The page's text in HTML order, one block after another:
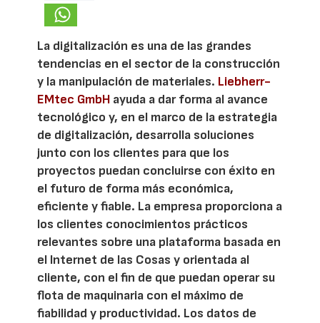
La digitalización es una de las grandes
tendencias en el sector de la construcción
y la manipulación de materiales. Liebherr-
EMtec GmbH ayuda a dar forma al avance
tecnológico y, en el marco de la estrategia
de digitalización, desarrolla soluciones
junto con los clientes para que los
proyectos puedan concluirse con éxito en
el futuro de forma más económica,
eficiente y fiable. La empresa proporciona a
los clientes conocimientos prácticos
relevantes sobre una plataforma basada en
el Internet de las Cosas y orientada al
cliente, con el fin de que puedan operar su
flota de maquinaria con el máximo de
fiabilidad y productividad. Los datos de